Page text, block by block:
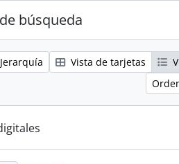
búsqueda
Jerarquía Vista de tarjetas